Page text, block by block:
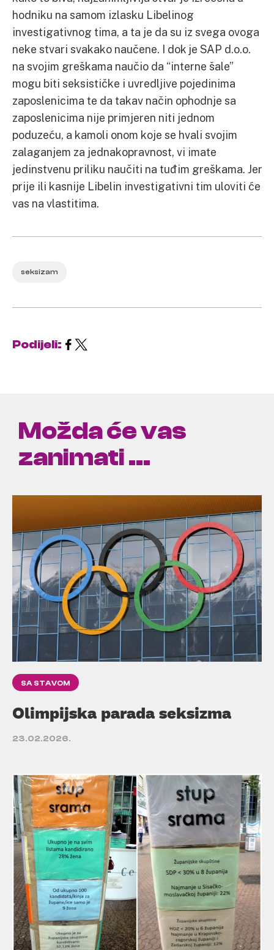
hodniku na samom izlasku Libelinog
investigativnog tima, a ta je da su iz svega ovoga
neke stvari svakako naučene. I dok je SAP d.o.o.
na svojim greškama naučio da “interne šale”
mogu biti seksističke i uvredljive pojedinima
zaposlenicima te da takav način ophodnje sa
zaposlenicima nije primjeren niti jednom
poduzeću, a kamoli onom koje se hvali svojim
zalaganjem za jednakopravnost, vi imate
jedinstvenu priliku naučiti na tuđim greškama. Jer
prije ili kasnije Libelin investigativni tim uloviti će
vas na vlastitima.
seksizam
Podijeli:
Možda će vas
zanimati ...
SA STAVOM
Olimpijska parada seksizma
23.02.2026.